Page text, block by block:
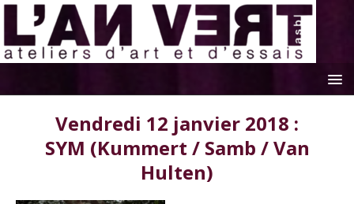
Vendredi 12 janvier 2018 :
SYM (Kummert / Samb / Van
Hulten)